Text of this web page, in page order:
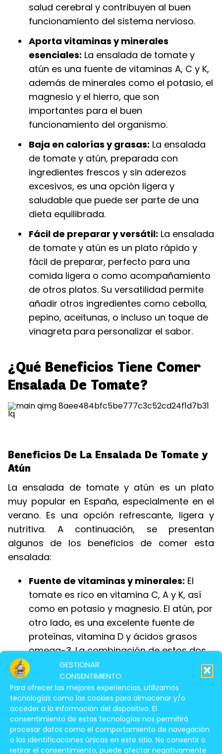
GESTIONAR
CONSENTIMIENTO
Para ofrecer las mejores experiencias, utilizamos
tecnologías como las cookies para almacenar y/o
acceder a la información del dispositivo. El
consentimiento de estas tecnologías nos permitirá
procesar datos como el comportamiento de navegación
o las identificaciones únicas en este sitio. No consentir o
retirar el consentimiento, puede afectar negativamente
salud cerebral y contribuyen al buen
funcionamiento del sistema nervioso.
Aporta vitaminas y minerales
esenciales: La ensalada de tomate y
atún es una fuente de vitaminas A, C y K,
además de minerales como el potasio, el
magnesio y el hierro, que son
importantes para el buen
funcionamiento del organismo.
Baja en calorías y grasas: La ensalada
de tomate y atún, preparada con
ingredientes frescos y sin aderezos
excesivos, es una opción ligera y
saludable que puede ser parte de una
dieta equilibrada.
Fácil de preparar y versátil: La ensalada
de tomate y atún es un plato rápido y
fácil de preparar, perfecto para una
comida ligera o como acompañamiento
de otros platos. Su versatilidad permite
añadir otros ingredientes como cebolla,
pepino, aceitunas, o incluso un toque de
vinagreta para personalizar el sabor.
¿Qué Beneficios Tiene Comer
Ensalada De Tomate?
Beneficios De La Ensalada De Tomate y
Atún
La ensalada de tomate y atún es un plato
muy popular en España, especialmente en el
verano. Es una opción refrescante, ligera y
nutritiva. A continuación, se presentan
algunos de los beneficios de comer esta
ensalada:
Fuente de vitaminas y minerales: El
tomate es rico en vitamina C, A y K, así
como en potasio y magnesio. El atún, por
otro lado, es una excelente fuente de
proteínas, vitamina D y ácidos grasos
omega-3. La combinación de estos dos
ingredientes proporciona una variedad
de nutrientes esenciales para el cuerpo.
Ayuda a la digestión:El tomate es rico
en fibra, lo que ayuda a regular la
digestión y a prevenir el estreñimiento. El
atún, por su parte, es fácil de digerir y no